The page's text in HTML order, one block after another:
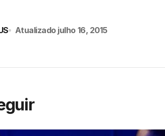
Atualizado julho 16, 2015